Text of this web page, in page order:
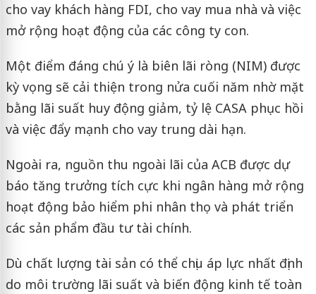
cho vay khách hàng FDI, cho vay mua nhà và việc
mở rộng hoạt động của các công ty con.
Một điểm đáng chú ý là biên lãi ròng (NIM) được
kỳ vọng sẽ cải thiện trong nửa cuối năm nhờ mặt
bằng lãi suất huy động giảm, tỷ lệ CASA phục hồi
và việc đẩy mạnh cho vay trung dài hạn.
Ngoài ra, nguồn thu ngoài lãi của ACB được dự
báo tăng trưởng tích cực khi ngân hàng mở rộng
hoạt động bảo hiểm phi nhân thọ và phát triển
các sản phẩm đầu tư tài chính.
Dù chất lượng tài sản có thể chịu áp lực nhất định
do môi trường lãi suất và biến động kinh tế toàn